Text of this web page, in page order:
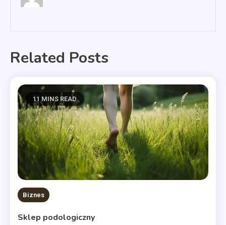
Related Posts
11 MINS READ
Biznes
Sklep podologiczny